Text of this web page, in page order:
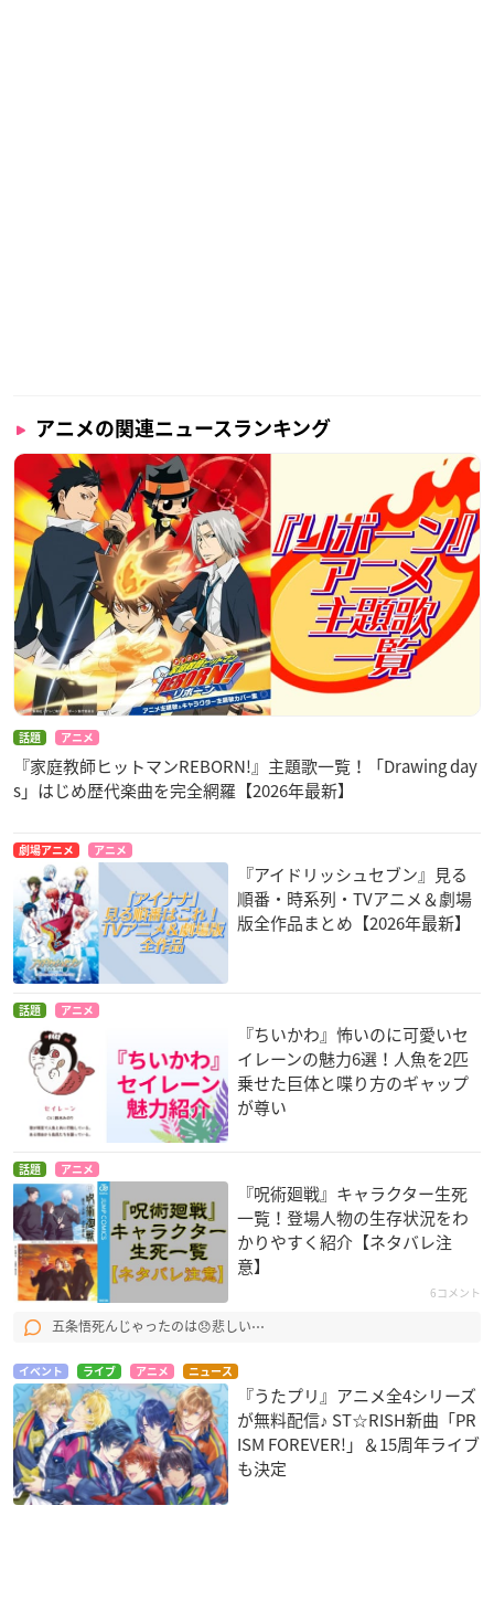
アニメの関連ニュースランキング
話題 アニメ
『家庭教師ヒットマンREBORN!』主題歌一覧！「Drawing day
s」はじめ歴代楽曲を完全網羅【2026年最新】
劇場アニメ アニメ
『アイドリッシュセブン』見る
順番・時系列・TVアニメ＆劇場
版全作品まとめ【2026年最新】
話題 アニメ
『ちいかわ』怖いのに可愛いセ
イレーンの魅力6選！人魚を2匹
乗せた巨体と喋り方のギャップ
が尊い
話題 アニメ
『呪術廻戦』キャラクター生死
一覧！登場人物の生存状況をわ
かりやすく紹介【ネタバレ注
意】
6コメント
五条悟死んじゃったのは😞悲しい⋯
イベント ライブ アニメ ニュース
『うたプリ』アニメ全4シリーズ
が無料配信♪ ST☆RISH新曲「PR
ISM FOREVER!」＆15周年ライブ
も決定